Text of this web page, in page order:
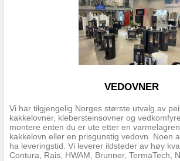
Vi har tilgjengelig Norges største utvalg av
kakkelovner, klebersteinsovner og
montere enten du er ute etter en
kakkelovn eller en prisgunstig vedovn. Noen
ha leveringstid. Vi leverer ildsteder av høy
Contura, Rais, HWAM, Brunner, TermaTech,
VEDOVNER